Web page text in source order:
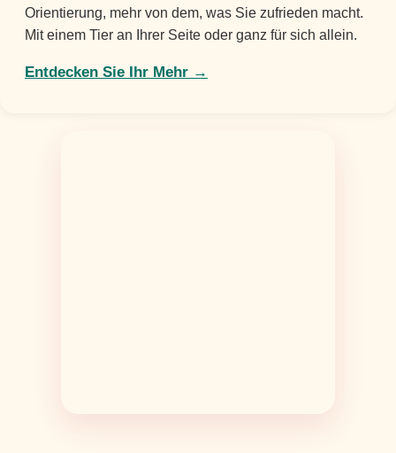
Orientierung, mehr von dem, was Sie zufrieden macht.
Mit einem Tier an Ihrer Seite oder ganz für sich allein.
Entdecken Sie Ihr Mehr →